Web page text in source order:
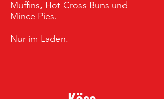
Muffins, Hot Cross Buns und
Mince Pies.
Nur im Laden.